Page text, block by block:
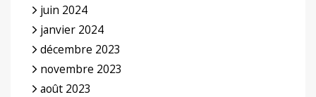
juin 2024
janvier 2024
décembre 2023
novembre 2023
août 2023